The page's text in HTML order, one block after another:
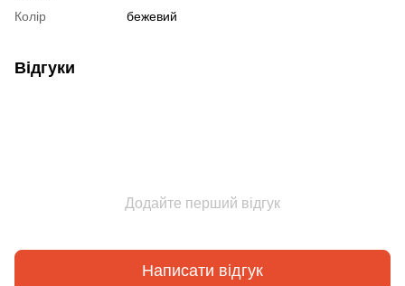
Колір бежевий
Відгуки
Додайте перший відгук
Написати відгук